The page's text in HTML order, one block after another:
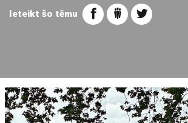
Ieteikt šo tēmu